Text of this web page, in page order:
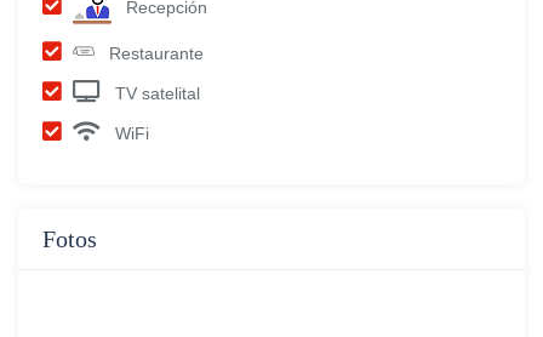
Recepción
Restaurante
TV satelital
WiFi
Fotos